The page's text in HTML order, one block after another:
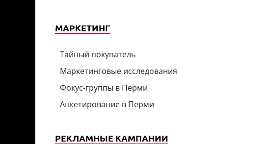
МАРКЕТИНГ
Тайный покупатель
Маркетинговые исследования
Фокус-группы в Перми
Анкетирование в Перми
РЕКЛАМНЫЕ КАМПАНИИ